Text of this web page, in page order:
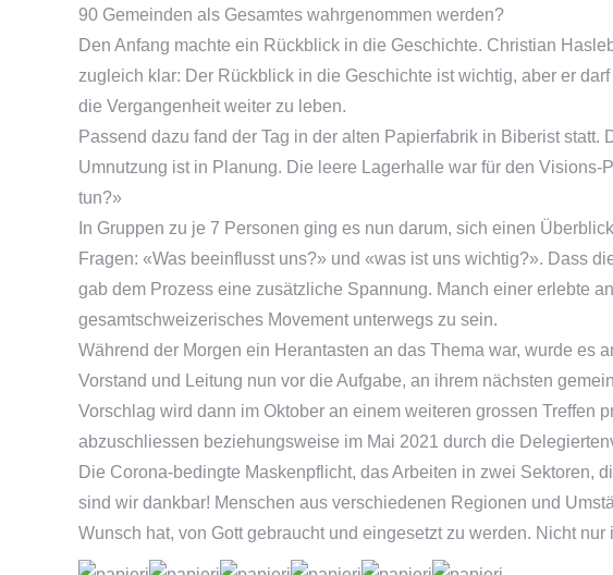
90 Gemeinden als Gesamtes wahrgenommen werden?
Den Anfang machte ein Rückblick in die Geschichte. Christian
zugleich klar: Der Rückblick in die Geschichte ist wichtig, aber er
die Vergangenheit weiter zu leben.
Passend dazu fand der Tag in der alten Papierfabrik in Biberist
Umnutzung ist in Planung. Die leere Lagerhalle war für den
tun?»
In Gruppen zu je 7 Personen ging es nun darum, sich einen
Fragen: «Was beeinflusst uns?» und «was ist uns wichtig?». Dass
gab dem Prozess eine zusätzliche Spannung. Manch einer erlebte
gesamtschweizerisches Movement unterwegs zu sein.
Während der Morgen ein Herantasten an das Thema war, wurde es
Vorstand und Leitung nun vor die Aufgabe, an ihrem nächsten
Vorschlag wird dann im Oktober an einem weiteren grossen Treffen
abzuschliessen beziehungsweise im Mai 2021 durch die
Die Corona-bedingte Maskenpflicht, das Arbeiten in zwei Sektoren,
sind wir dankbar! Menschen aus verschiedenen Regionen und
Wunsch hat, von Gott gebraucht und eingesetzt zu werden. Nicht